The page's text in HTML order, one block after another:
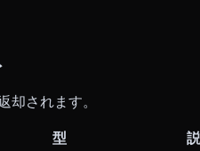
却されます。
型